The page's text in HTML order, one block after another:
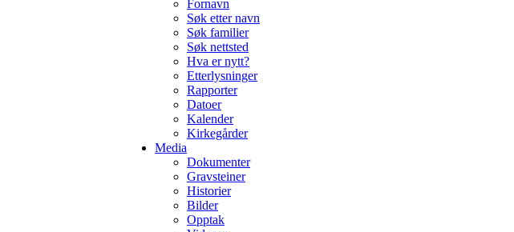
Fornavn
Søk etter navn
Søk familier
Søk nettsted
Hva er nytt?
Etterlysninger
Rapporter
Datoer
Kalender
Kirkegårder
Media
Dokumenter
Gravsteiner
Historier
Bilder
Opptak